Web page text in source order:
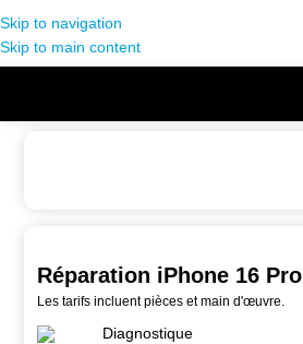
Skip to navigation
Skip to main content
Réparation iPhone 16 Pro
Les tarifs incluent pièces et main d'œuvre.
Diagnostique